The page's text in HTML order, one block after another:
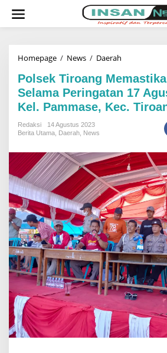
Homepage / News / Daerah
l
s
e
k
T
n
g
M
e
m
a
s
t
i
k
a
n
K
e
a
m
a
a
n
S
e
Polsek Tiroang
Selama Peringatan 17
Kel. Pammase, Kec.
Redaksi
14 Agustus 2023
Berita Utama Daerah News